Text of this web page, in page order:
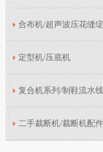
合布机/超声波压花缝
定型机/压底机
复合机系列/制鞋流水线
二手裁断机/裁断机配件